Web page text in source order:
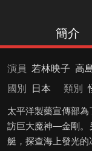
簡介
演員 若林映子 高
國別
日本 類別
太平洋製藥宣傳部
訪巨大魔神—金剛。
艇，探查海上發光